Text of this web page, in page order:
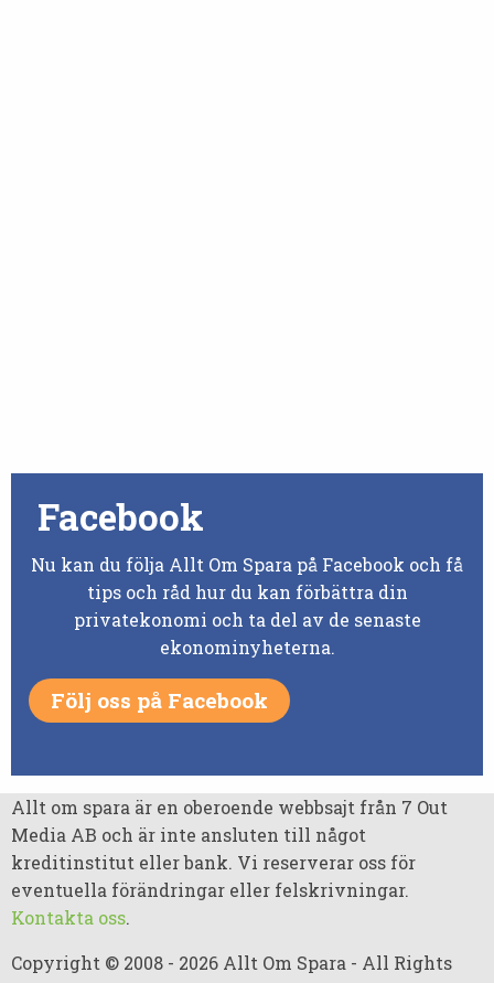
Facebook
Nu kan du följa Allt Om Spara på Facebook och få
tips och råd hur du kan förbättra din
privatekonomi och ta del av de senaste
ekonominyheterna.
Följ oss på Facebook
Allt om spara är en oberoende webbsajt från 7 Out
Media AB och är inte ansluten till något
kreditinstitut eller bank. Vi reserverar oss för
eventuella förändringar eller felskrivningar.
Kontakta oss.
Copyright © 2008 - 2026 Allt Om Spara - All Rights